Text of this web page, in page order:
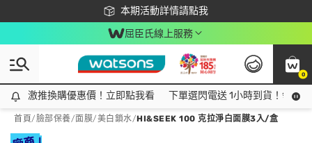
本期活動詳情請點我
下載app最高回饋$350
屈臣氏線上服務
0
激推換購優惠價！立即點我看
激推換購優惠價！立即點我看 下單選閃電送 1小時到貨！領神
首頁/臉部保養/面膜/美白鎖水/HI&SEEK 100 克拉淨白面膜3入/盒